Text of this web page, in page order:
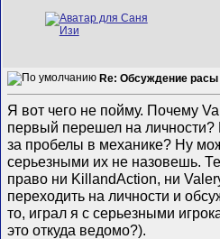
Re: Обсуждение расы
Я вот чего не пойму. Почему
первый перешел на личности?
за пробелы в механике? Ну
серьезными их не назовешь.
право ни KillandAction, ни
переходить на личности и
то, играл я с серьезными
это откуда ведомо?).